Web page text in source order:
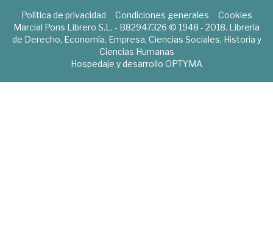
Política de privacidad Condiciones generales
Cookies
Marcial Pons Librero S.L. - B82947326 © 1948 - 2018. Librería
de Derecho, Economía, Empresa, Ciencias Sociales, Historia y
Ciencias Humanas
Hospedaje y desarrollo OPTYMA